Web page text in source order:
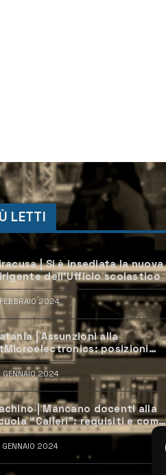
LETTI
| Si è insediata la nuova
dell’Ufficio scolastico
2024
| Assunzioni alla
posizioni
e come candidarsi
GENNAIO 2024
| Mancano docenti alla
“Calleri”: requisiti e come
GENNAIO 2024